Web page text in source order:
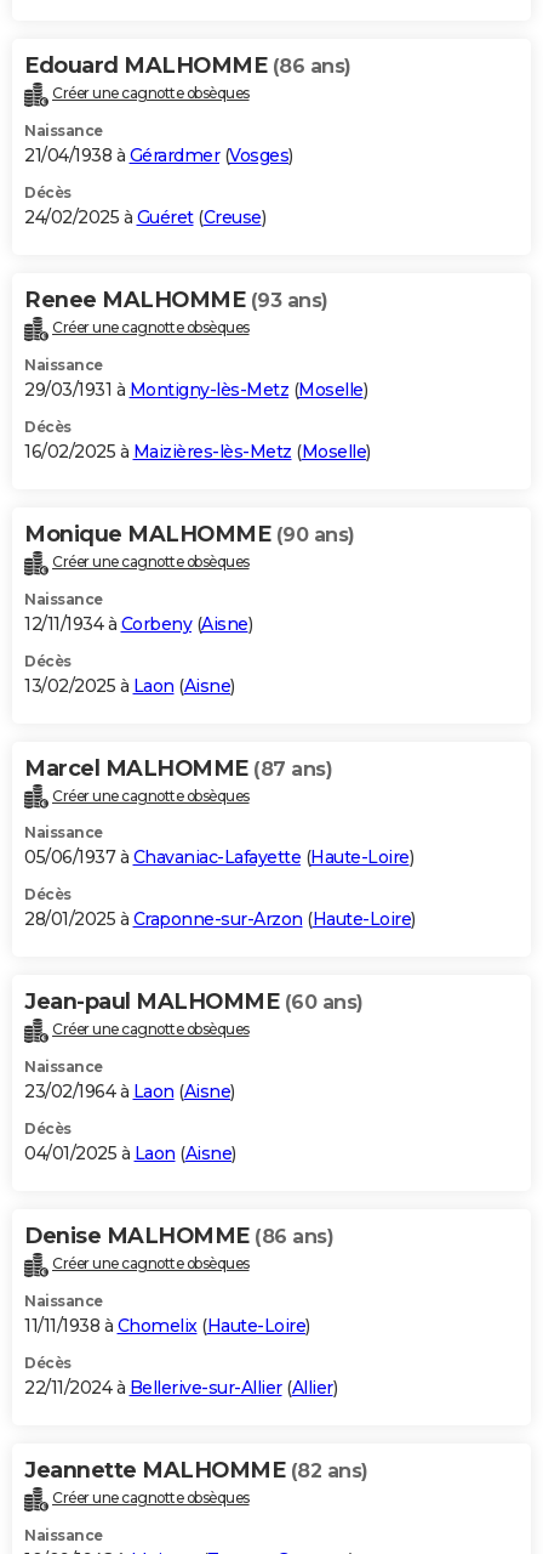
Edouard MALHOMME (86 ans)
Créer une cagnotte obsèques
Naissance
21/04/1938 à Gérardmer(Vosges)
Décès
24/02/2025 à Guéret(Creuse)
Renee MALHOMME (93 ans)
Créer une cagnotte obsèques
Naissance
29/03/1931 à Montigny-lès-Metz (Moselle)
Décès
16/02/2025 à Maizières-lès-Metz (Moselle)
Monique MALHOMME (90 ans)
Créer une cagnotte obsèques
Naissance
12/11/1934 à Corbeny(Aisne)
Décès
13/02/2025 à Laon (Aisne)
Marcel MALHOMME (87 ans)
Créer une cagnotte obsèques
Naissance
05/06/1937 à Chavaniac-Lafayette (Haute-Loire)
Décès
28/01/2025 à Craponne-sur-Arzon (Haute-Loire)
Jean-paul MALHOMME (60 ans)
Créer une cagnotte obsèques
Naissance
23/02/1964 à Laon (Aisne)
Décès
04/01/2025 à Laon (Aisne)
Denise MALHOMME (86 ans)
Créer une cagnotte obsèques
Naissance
11/11/1938 à Chomelix(Haute-Loire)
Décès
22/11/2024 à Bellerive-sur-Allier(Allier)
Jeannette MALHOMME (82 ans)
Créer une cagnotte obsèques
Naissance